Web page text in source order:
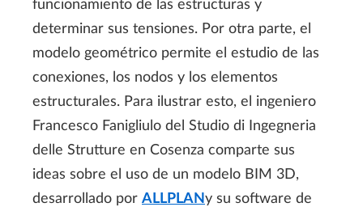
funcionamiento de las estructuras y
determinar sus tensiones. Por otra parte, el
modelo geométrico permite el estudio de las
conexiones, los nodos y los elementos
estructurales. Para ilustrar esto, el ingeniero
Francesco Fanigliulo del Studio di Ingegneria
delle Strutture en Cosenza comparte sus
ideas sobre el uso de un modelo BIM 3D,
desarrollado por ALLPLANy su software de